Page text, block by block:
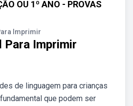
OU 1º ANO - PROVAS
Imprimir
Para Imprimir
de linguagem para crianças
que podem ser